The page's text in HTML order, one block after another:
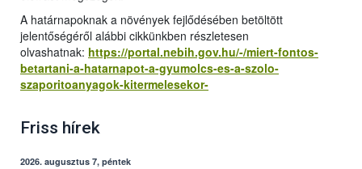
A határnapoknak a növények fejlődésében betöltött
jelentőségéről alábbi cikkünkben részletesen
olvashatnak: https://portal.nebih.gov.hu/-/miert-fontos-
betartani-a-hatarnapot-a-gyumolcs-es-a-szolo-
szaporitoanyagok-kitermelesekor-
Friss hírek
2026. augusztus 7, péntek